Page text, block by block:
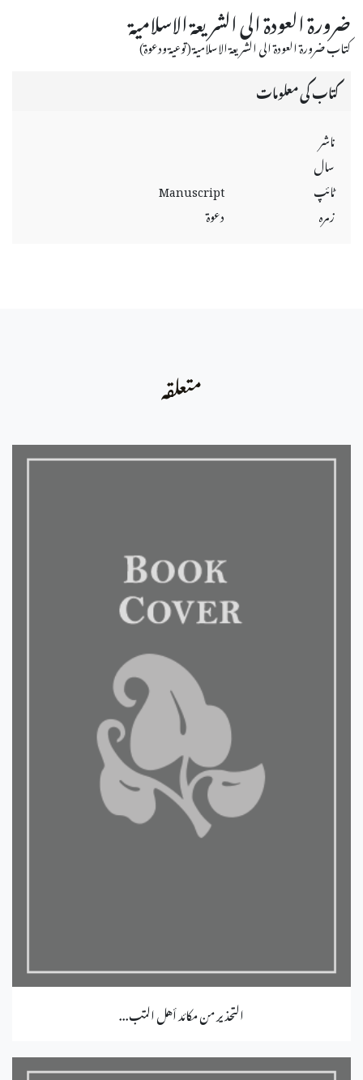
ضرورة العودة الى الشريعة الاسلامية
كتاب ضرورة العودة الى الشريعة الاسلامية (توعية ودعوة)
کتاب کی معلومات
ناشر
سال
ٹائپ
Manuscript
زمرہ
دعوة
متعلقہ
التحذير من مكائد أهل التب...